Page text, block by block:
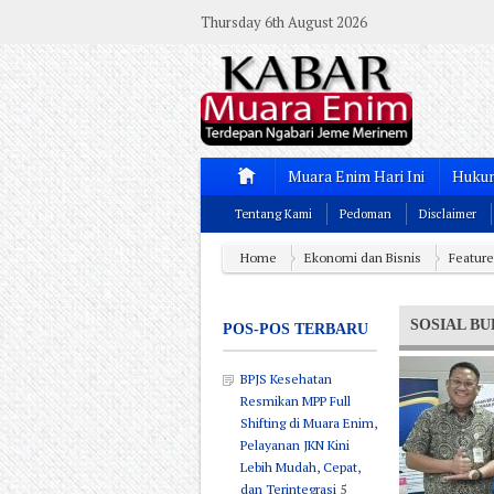
Thursday 6th August 2026
Muara Enim Hari Ini
Tentang Kami Pedoman Disclaimer
Home Ekonomi dan Bisnis
POS-POS TERBARU
BPJS Kesehatan
Resmikan MPP Full
Shifting di Muara Enim,
Pelayanan JKN Kini
Lebih Mudah, Cepat,
dan Terintegrasi 5
SOSIAL